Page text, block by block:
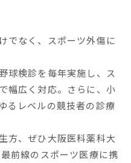
でなく、スポーツ外傷に
球検診を毎年実施し、ス
幅広く対応。さらに、小
るレベルの競技者の診療
方、ぜひ大阪医科薬科大
前線のスポーツ医療に携